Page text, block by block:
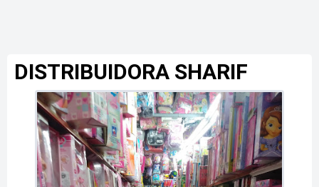
DISTRIBUIDORA SHARIF